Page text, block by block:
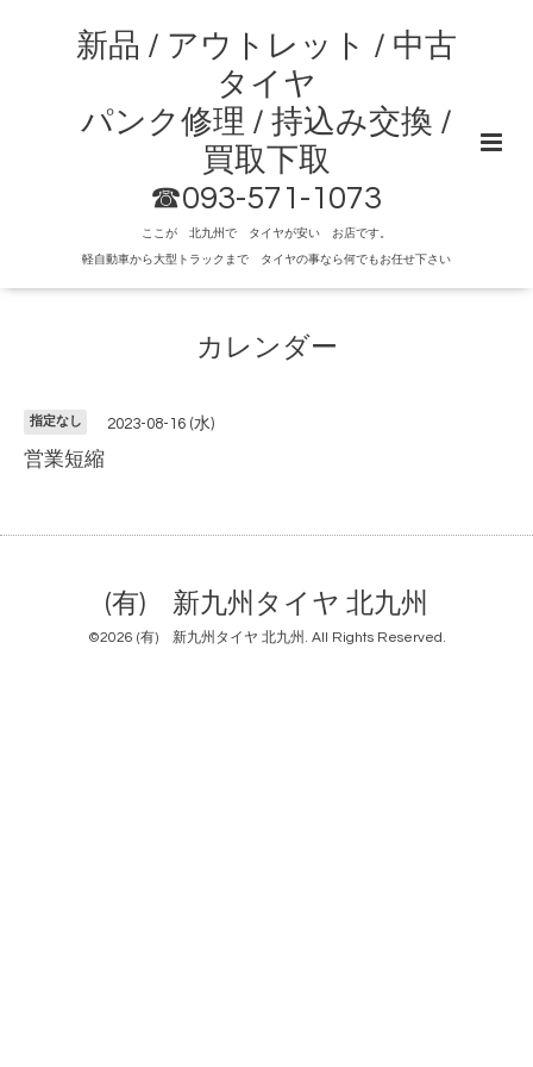
新品 / アウトレット / 中古
タイヤ
パンク修理 / 持込み交換 /
買取下取
☎093-571-1073
ここが 北九州で タイヤが安い お店です。
軽自動車から大型トラックまで タイヤの事なら何でもお任せ下さい
カレンダー
指定なし 2023-08-16 (水)
営業短縮
(有) 新九州タイヤ 北九州
©2026 (有) 新九州タイヤ 北九州 . All Rights Reserved.